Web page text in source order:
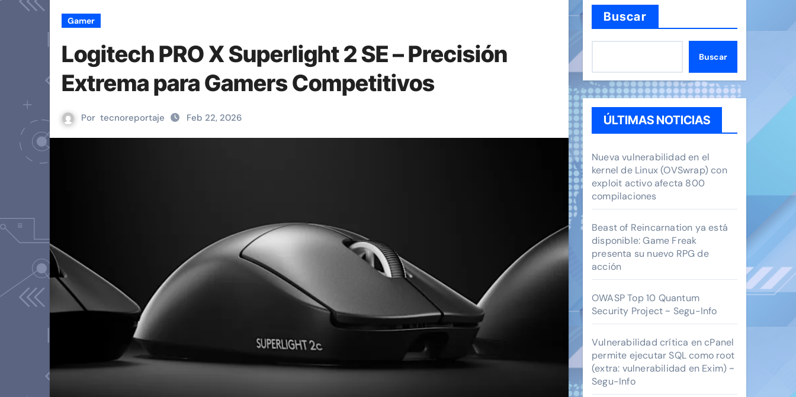
Gamer
Logitech PRO X Superlight 2 SE – Precisión
Extrema para Gamers Competitivos
Por tecnoreportaje Feb 22, 2026
Buscar
Buscar
ÚLTIMAS NOTICIAS
Nueva vulnerabilidad en el
kernel de Linux (OVSwrap) con
exploit activo afecta 800
compilaciones
Beast of Reincarnation ya está
disponible: Game Freak
presenta su nuevo RPG de
acción
OWASP Top 10 Quantum
Security Project ~ Segu-Info
Vulnerabilidad crítica en cPanel
permite ejecutar SQL como root
(extra: vulnerabilidad en Exim) ~
Segu-Info